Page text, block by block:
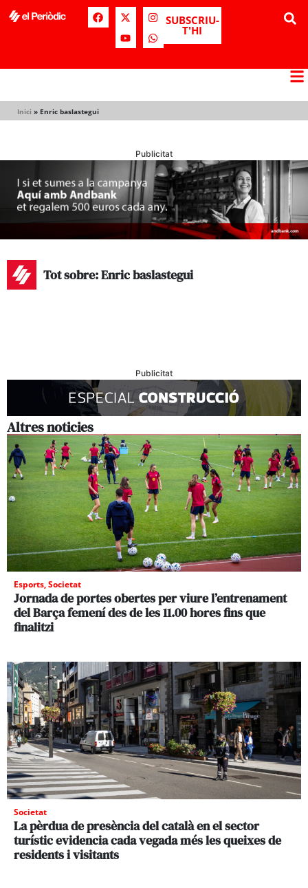
SUBSCRIU-
T'HI
Inici » Enric baslastegui
Publicitat
Tot sobre: Enric baslastegui
Publicitat
Altres noticies
Esports,Societat
Jornada de portes obertes per viure l’entrenament
del Barça femení des de les 11.00 hores fins que
finalitzi
Societat
La pèrdua de presència del català en el sector
turístic evidencia cada vegada més les queixes de
residents i visitants